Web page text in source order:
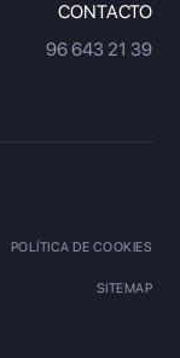
CONTACTO
96 643 21 39
POLÍTICA DE COOKIES
SITEMAP